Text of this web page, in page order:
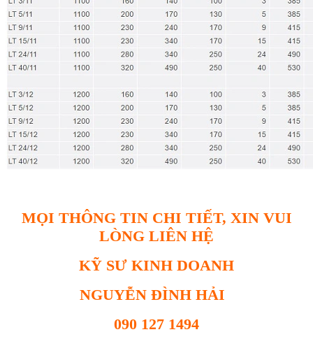
MỌI THÔNG TIN CHI TIẾT, XIN VUI
LÒNG LIÊN HỆ
KỸ SƯ KINH DOANH
NGUYỄN ĐÌNH HẢI
090 127 1494